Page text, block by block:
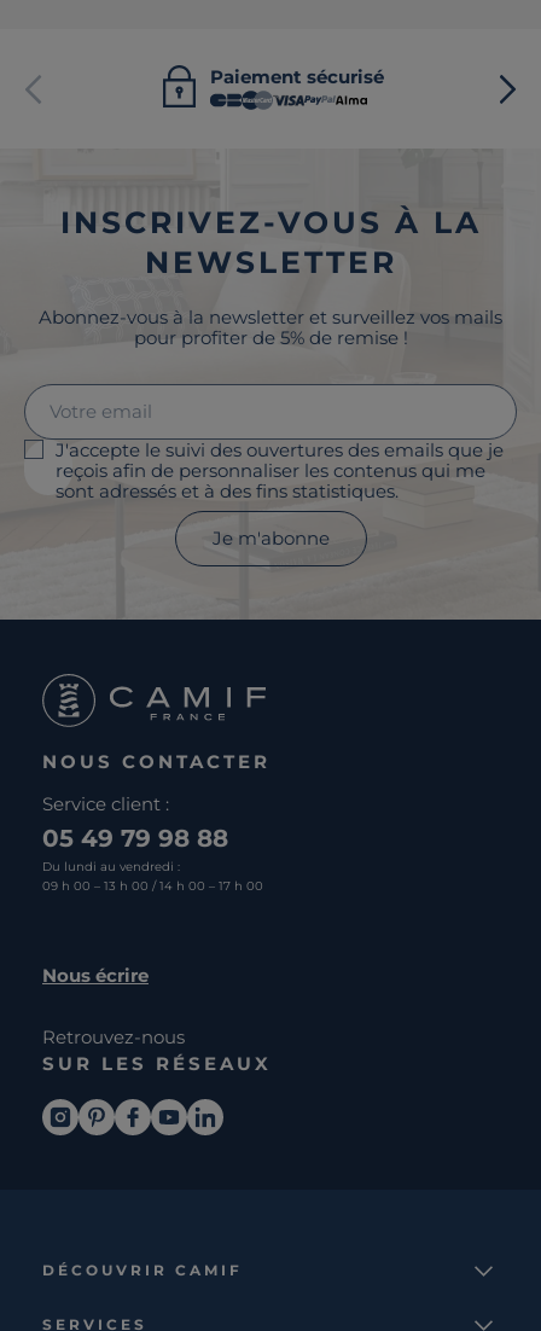
Paiement sécurisé
INSCRIVEZ-VOUS À LA
NEWSLETTER
Abonnez-vous à la newsletter et surveillez vos mails
pour profiter de 5% de remise !
J'accepte le suivi des ouvertures des emails que je
reçois afin de personnaliser les contenus qui me
sont adressés et à des fins statistiques.
Je m'abonne
NOUS CONTACTER
Service client :
05 49 79 98 88
Du lundi au vendredi :
09 h 00 – 13 h 00 / 14 h 00 – 17 h 00
Nous écrire
Retrouvez-nous
SUR LES RÉSEAUX
DÉCOUVRIR CAMIF
SERVICES